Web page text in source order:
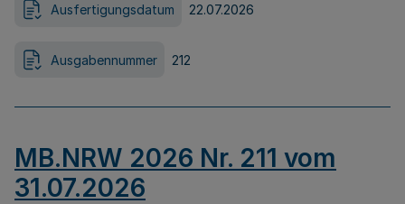
Ausfertigungsdatum 22.07.2026
Ausgabennummer 212
MB.NRW 2026 Nr. 211 vom
31.07.2026